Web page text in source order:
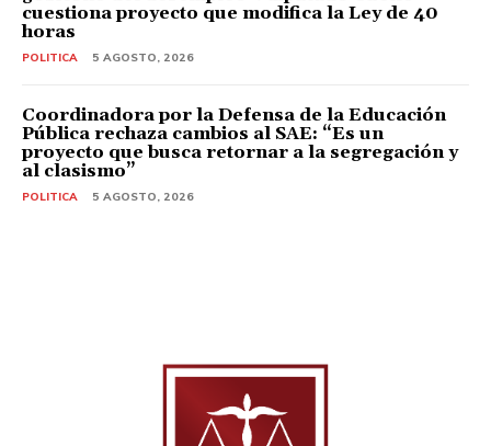
cuestiona proyecto que modifica la Ley de 40
horas
POLITICA 5 AGOSTO, 2026
Coordinadora por la Defensa de la Educación
Pública rechaza cambios al SAE: “Es un
proyecto que busca retornar a la segregación y
al clasismo”
POLITICA 5 AGOSTO, 2026